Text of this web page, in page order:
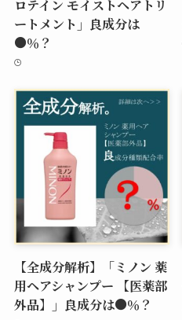
ロテイン モイストヘアトリ
ートメント」良成分は
●％？
【全成分解析】「ミノン 薬
用ヘアシャンプー 【医薬部
外品】」良成分は●％？